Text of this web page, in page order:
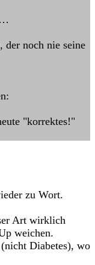
…
noch nie seine
"korrektes!"
zu Wort.
Art wirklich
weichen.
Diabetes), wo